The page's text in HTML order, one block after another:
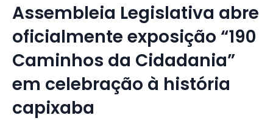
Assembleia Legislativa abre
oficialmente exposição “190
Caminhos da Cidadania”
em celebração à história
capixaba